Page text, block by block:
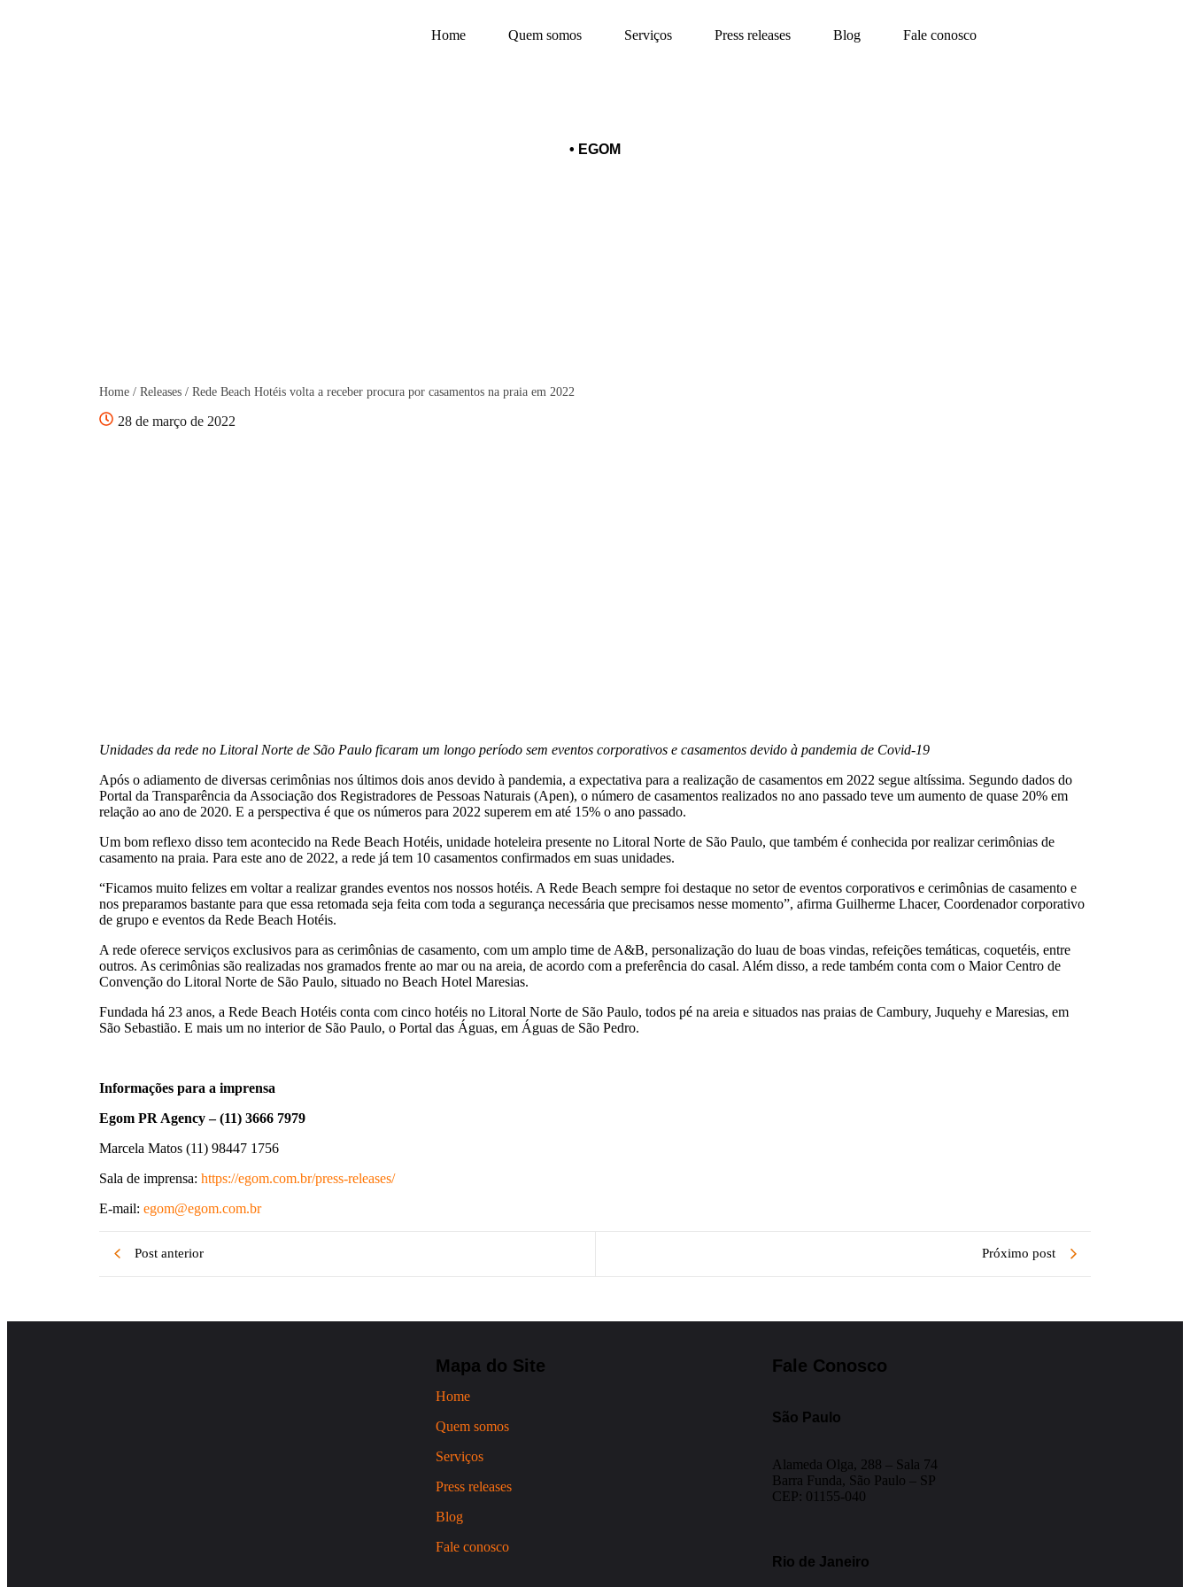
Home Quem somos Serviços Press releases Blog Fale conosco
• EGOM
Home / Releases / Rede Beach Hotéis volta a receber procura por casamentos na praia em 2022
28 de março de 2022
Unidades da rede no Litoral Norte de São Paulo ficaram um longo período sem eventos corporativos e casamentos devido à pandemia de Covid-19
Após o adiamento de diversas cerimônias nos últimos dois anos devido à pandemia, a expectativa para a realização de casamentos em 2022 segue altíssima. Segundo dados do
Portal da Transparência da Associação dos Registradores de Pessoas Naturais (Apen), o número de casamentos realizados no ano passado teve um aumento de quase 20% em
relação ao ano de 2020. E a perspectiva é que os números para 2022 superem em até 15% o ano passado.
Um bom reflexo disso tem acontecido na Rede Beach Hotéis, unidade hoteleira presente no Litoral Norte de São Paulo, que também é conhecida por realizar cerimônias de
casamento na praia. Para este ano de 2022, a rede já tem 10 casamentos confirmados em suas unidades.
“Ficamos muito felizes em voltar a realizar grandes eventos nos nossos hotéis. A Rede Beach sempre foi destaque no setor de eventos corporativos e cerimônias de casamento e
nos preparamos bastante para que essa retomada seja feita com toda a segurança necessária que precisamos nesse momento”, afirma Guilherme Lhacer, Coordenador corporativo
de grupo e eventos da Rede Beach Hotéis.
A rede oferece serviços exclusivos para as cerimônias de casamento, com um amplo time de A&B, personalização do luau de boas vindas, refeições temáticas, coquetéis, entre
outros. As cerimônias são realizadas nos gramados frente ao mar ou na areia, de acordo com a preferência do casal. Além disso, a rede também conta com o Maior Centro de
Convenção do Litoral Norte de São Paulo, situado no Beach Hotel Maresias.
Fundada há 23 anos, a Rede Beach Hotéis conta com cinco hotéis no Litoral Norte de São Paulo, todos pé na areia e situados nas praias de Cambury, Juquehy e Maresias, em
São Sebastião. E mais um no interior de São Paulo, o Portal das Águas, em Águas de São Pedro.
Informações para a imprensa
Egom PR Agency – (11) 3666 7979
Marcela Matos (11) 98447 1756
Sala de imprensa: https://egom.com.br/press-releases/
E-mail: egom@egom.com.br
Post anterior Próximo post
Mapa do Site
Home
Quem somos
Serviços
Press releases
Blog
Fale conosco
Fale Conosco
São Paulo
Alameda Olga, 288 – Sala 74
Barra Funda, São Paulo – SP
CEP: 01155-040
Rio de Janeiro